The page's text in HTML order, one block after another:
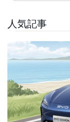
人気記事